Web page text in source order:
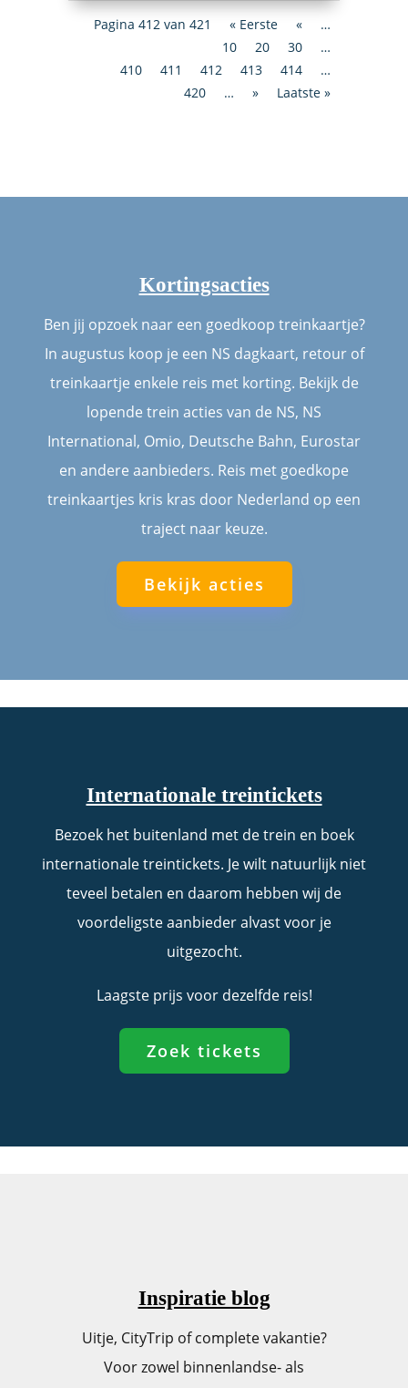
Pagina 412 van 421 « Eerste «
…
10
20 30
…
410
411 412 413 414
…
420
… » Laatste »
Kortingsacties
Ben jij opzoek naar een goedkoop treinkaartje?
In augustus koop je een NS dagkaart, retour of
treinkaartje enkele reis met korting. Bekijk de
lopende trein acties van de NS, NS
International, Omio, Deutsche Bahn, Eurostar
en andere aanbieders. Reis met goedkope
treinkaartjes kris kras door Nederland op een
traject naar keuze.
Bekijk acties
Internationale treintickets
Bezoek het buitenland met de trein en boek
internationale treintickets. Je wilt natuurlijk niet
teveel betalen en daarom hebben wij de
voordeligste aanbieder alvast voor je
uitgezocht.
Laagste prijs voor dezelfde reis!
Zoek tickets
Inspiratie blog
Uitje, CityTrip of complete vakantie?
Voor zowel binnenlandse- als